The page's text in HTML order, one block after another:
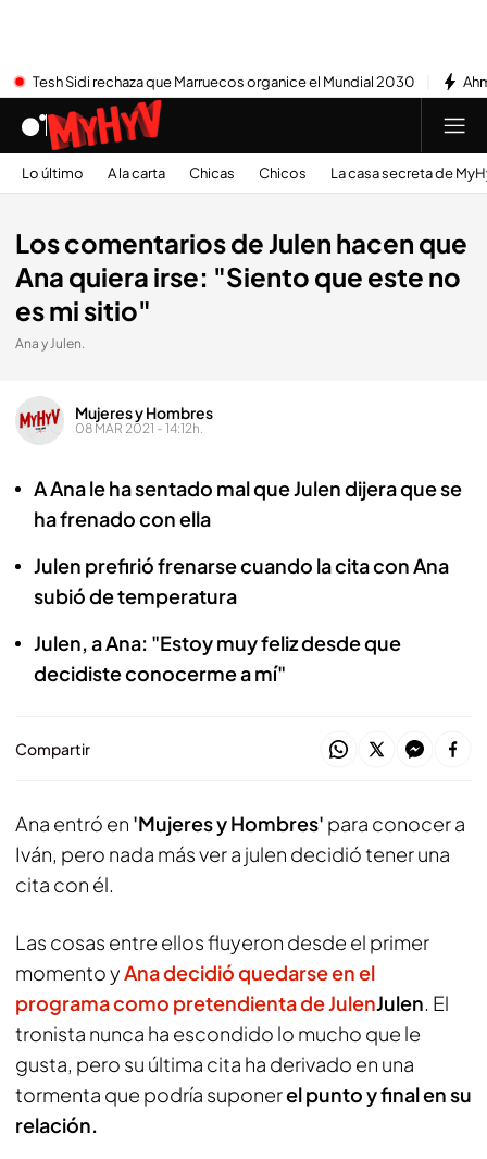
Tesh Sidi rechaza que Marruecos organice el Mundial 2030
Lo último A la carta Chicas Chicos La casa secreta de
Los comentarios de Julen hacen que
Ana quiera irse: "Siento que este no
es mi sitio"
Ana y Julen.
Mujeres y Hombres
08 MAR 2021 - 14:12h.
A Ana le ha sentado mal que Julen dijera que se
ha frenado con ella
Julen prefirió frenarse cuando la cita con Ana
subió de temperatura
Julen, a Ana: "Estoy muy feliz desde que
decidiste conocerme a mí"
Compartir
Ana entró en 'Mujeres y Hombres' para conocer a
Iván, pero nada más ver a julen decidió tener una
cita con él.
Las cosas entre ellos fluyeron desde el primer
momento yAna decidió quedarse en el
programa como pretendienta de JulenJulen. El
tronista nunca ha escondido lo mucho que le
gusta, pero su última cita ha derivado en una
tormenta que podría suponerel punto y final en su
relación.